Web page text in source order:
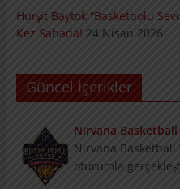
Hurşit Baytok “Basketbolu
Kez Sahada! 24 Nisan 2026
Güncel İçerikler
Nirvana Basketball
Nirvana Basketball
oturumla